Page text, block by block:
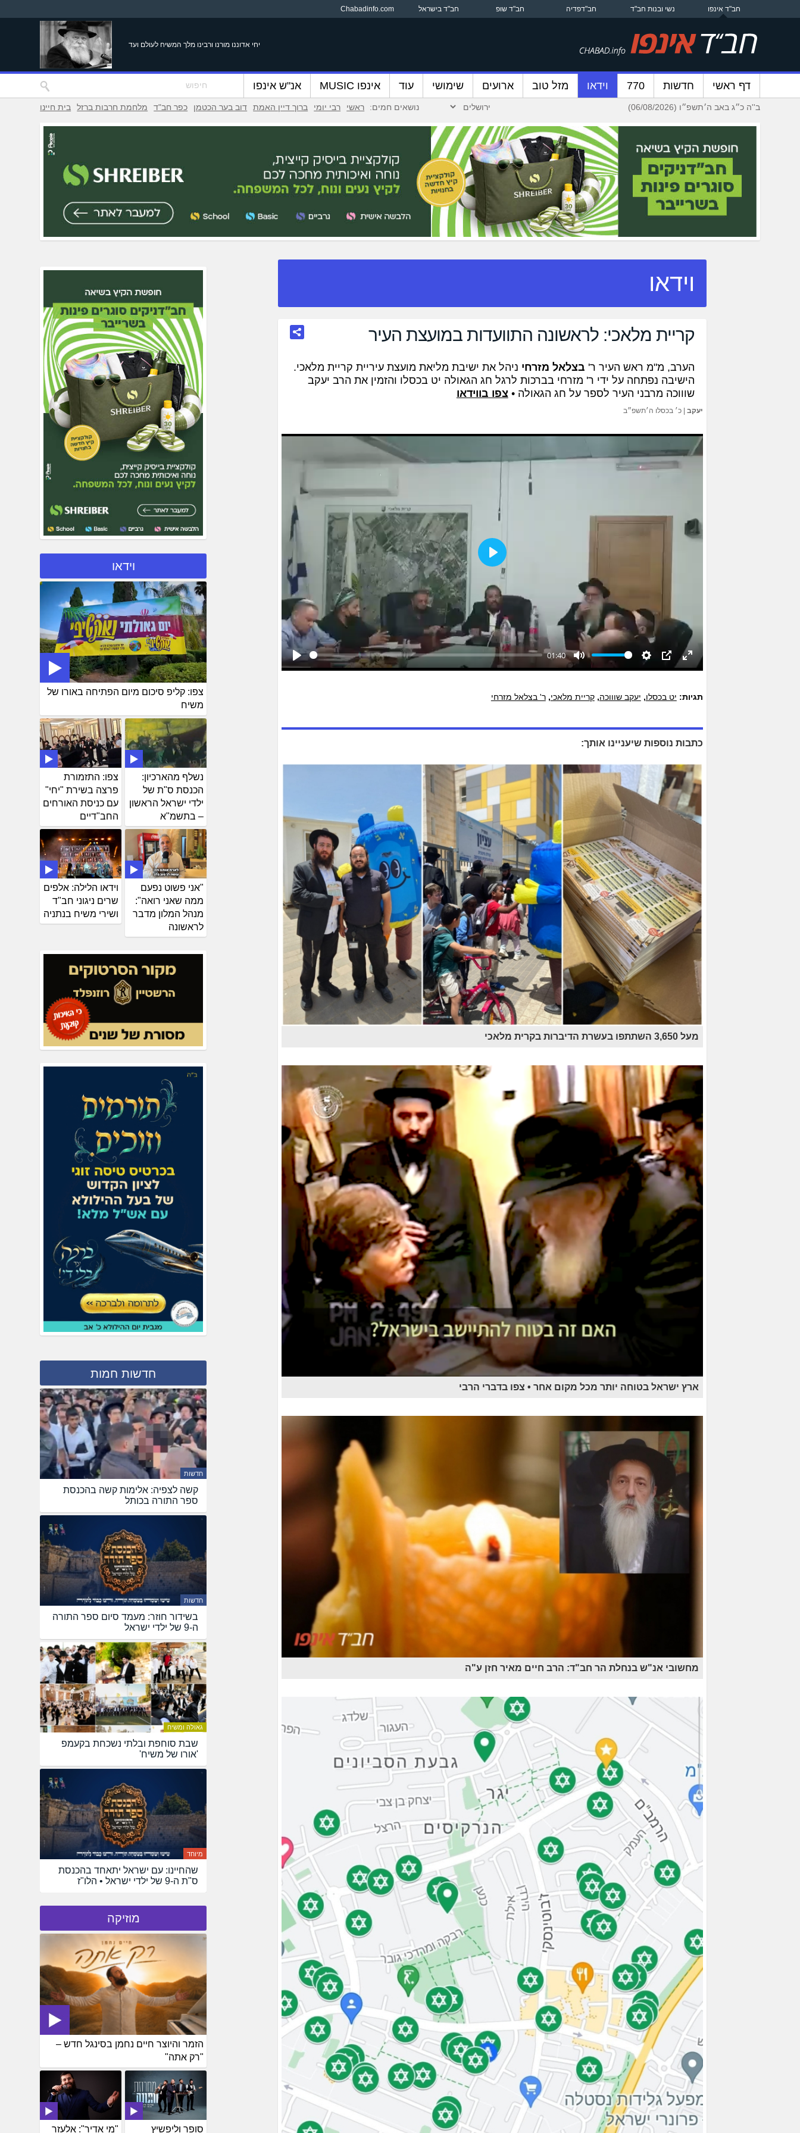
חב"ד אינפו נשי ובנות חב"ד חב"דפדיה חב"ד שופ חב"ד בישראל Chabadinfo.com
יחי אדוננו מורנו ורבינו מלך המשיח לעולם ועד
דף ראשי חדשות 770 וידאו מזל טוב ארועים שימושי עוד אינפו MUSIC אנ"ש אינפו
ב''ה כ״ג באב ה׳תשפ״ו (06/08/2026) נושאים חמים: ראשי רבי יומי ברוך דיין האמת דוב בער הכטמן כפר חב"ד מלחמת חרבות ברזל בית חיינו
וידאו
קריית מלאכי: לראשונה התוועדות במועצת העיר
הערב, מ"מ ראש העיר ר' בצלאל מזרחי ניהל את ישיבת מליאת מועצת עיריית קריית מלאכי.
הישיבה נפתחה על ידי ר' מזרחי בברכות לרגל חג הגאולה יט בכסלו והזמין את הרב יעקב
שוווכה מרבני העיר לספר על חג הגאולה • צפו בווידאו
יעקב |כ׳ בכסלו ה׳תשפ״ב
Play
01:40
Mute Settings PIPEnter
Play
תגיות: יט בכסלו, יעקב שוווכה,קריית מלאכי,ר' בצלאל מזרחי
כתבות נוספות שיעניינו אותך:
מעל 3,650 השתתפו בעשרת הדיברות בקרית מלאכי
ארץ ישראל בטוחה יותר מכל מקום אחר • צפו בדברי הרבי
מחשובי אנ"ש בנחלת הר חב"ד: הרב חיים מאיר חזן ע"ה
וידאו
צפו: קליפ סיכום מיום הפתיחה באורו של
משיח
צפו: התזמורת
פרצה בשירת "יחי"
עם כניסת האורחים
החב"דיים
נשלף מהארכיון:
הכנסת ס"ת של
ילדי ישראל הראשון
– בתשמ"א
וידאו הלילה: אלפים
שרים ניגוני חב"ד
ושירי משיח בנתניה
"אני פשוט נפעם
ממה שאני רואה":
מנהל המלון מדבר
לראשונה
חדשות חמות
חדשות
קשה לצפיה: אלימות קשה בהכנסת
ספר התורה בכותל
חדשות
בשידור חוזר: מעמד סיום ספר התורה
ה-9 של ילדי ישראל
גאולה ומשיח
שבת סוחפת ובלתי נשכחת בקעמפ
'אורו של משיח'
מיוחד
שהחיינו: עם ישראל יתאחד בהכנסת
ס"ת ה-9 של ילדי ישראל • הלו"ז
מוזיקה
הזמר והיוצר חיים נחמן בסינגל חדש –
"רק אתה"
"מי אדיר": אלעזר סופר וליפשיץ